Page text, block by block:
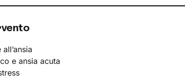
e ansia acuta